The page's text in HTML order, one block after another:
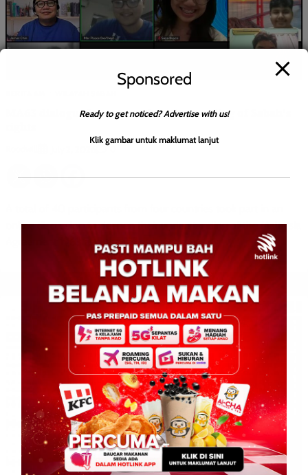
MA63 dialogue boosts youth understanding of Sabah’s
online discussion to deepen their understanding of the Malaysia
Agreement 1963 and the […]
Sponsored
Ready to get noticed? Advertise with us!
Klik gambar untuk maklumat lanjut